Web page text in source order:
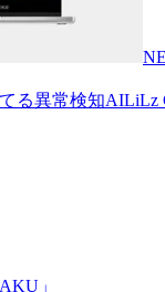
る異常検知AILiLz
」